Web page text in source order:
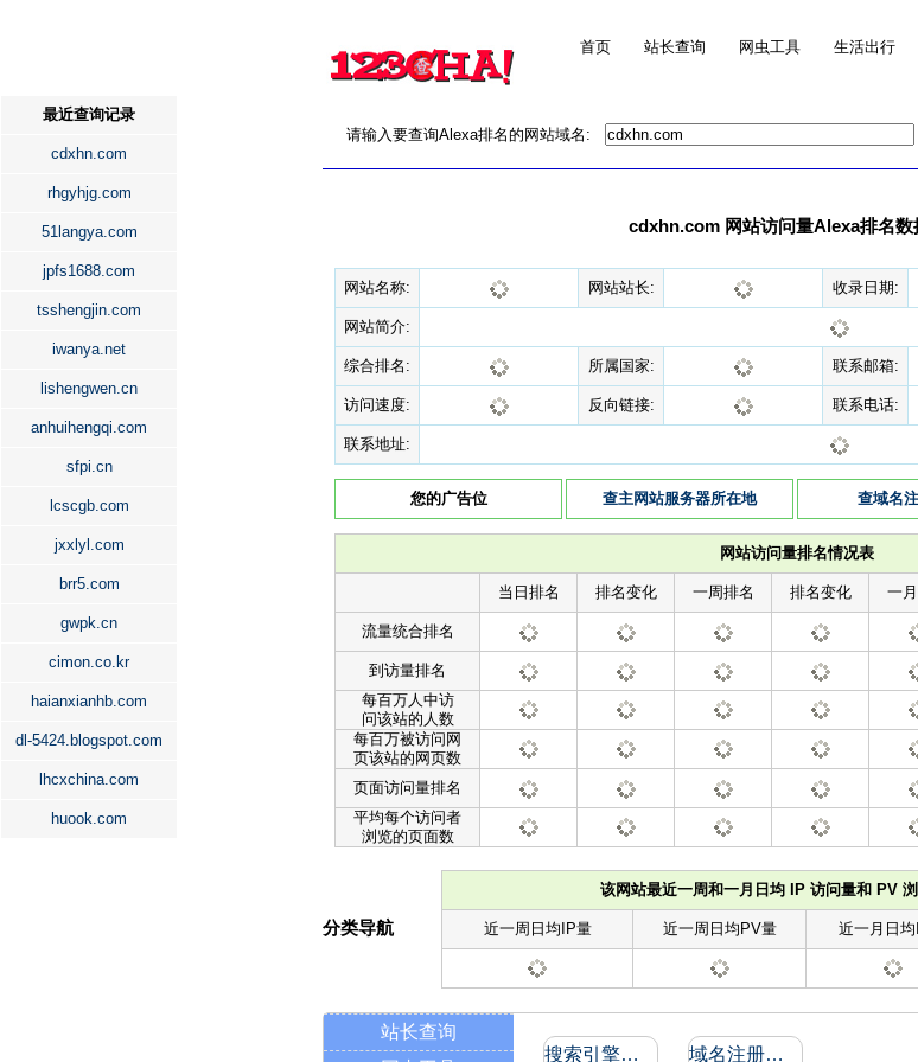
首页 站长查询 网虫工具 生活出行
最近查询记录
cdxhn.com
rhgyhjg.com
51langya.com
jpfs1688.com
tsshengjin.com
iwanya.net
lishengwen.cn
anhuihengqi.com
sfpi.cn
lcscgb.com
jxxlyl.com
brr5.com
gwpk.cn
cimon.co.kr
haianxianhb.com
dl-5424.blogspot.com
lhcxchina.com
huook.com
请输入要查询Alexa排名的网站域名:
cdxhn.com 网站访问量Alexa排名数
网站名称: 网站站长: 收录日期:
网站简介:
综合排名: 所属国家: 联系邮箱:
访问速度: 反向链接: 联系电话:
联系地址:
您的广告位 查主网站服务器所在地 查域名
网站访问量排名情况表
当日排名 排名变化 一周排名 排名变化 一
流量统合排名
到访量排名
每百万人中访
问该站的人数
每百万被访问网
页该站的网页数
页面访问量排名
平均每个访问者
浏览的页面数
该网站最近一周和一月日均 IP 访问量和 PV
近一周日均IP量 近一周日均PV量 近一月日
分类导航
站长查询
搜索引擎收录和反向链接 域名注册信息